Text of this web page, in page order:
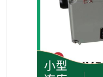
资阳冻库，资阳冻库安装
乐山冻库,乐山保鲜冷库
雅安冷库,雅安冻库